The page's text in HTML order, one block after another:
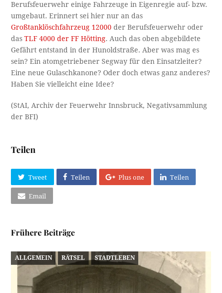
Berufsfeuerwehr einige Fahrzeuge in Eigenregie auf- bzw.
umgebaut. Erinnert sei hier nur an das
Großtanklöschfahrzeug 12000der Berufsfeuerwehr oder
dasTLF 4000 der FF Hötting. Auch das oben abgebildete
Gefährt entstand in der Hunoldstraße. Aber was mag es
sein? Ein atomgetriebener Segway für den Einsatzleiter?
Eine neue Gulaschkanone? Oder doch etwas ganz anderes?
Haben Sie vielleicht eine Idee?
(StAI, Archiv der Feuerwehr Innsbruck, Negativsammlung
der BFI)
Teilen
Tweet Teilen Plus one Teilen
Email
Frühere Beiträge
ALLGEMEIN RÄTSEL STADTLEBEN